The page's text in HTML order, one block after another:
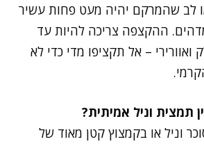
לב שהמרקם יהיה מעט פחות עשיר
מדהים. ההקצפה צריכה להיות עד
– אל תקציפו מדי כדי לא
וניל או בקמצוץ קטן מאוד של